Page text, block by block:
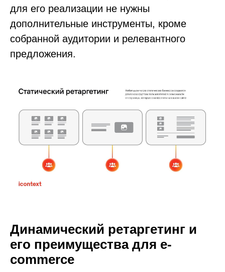
для его реализации не нужны
дополнительные инструменты, кроме
собранной аудитории и релевантного
предложения.
Динамический ретаргетинг и
его преимущества для e-
commerce